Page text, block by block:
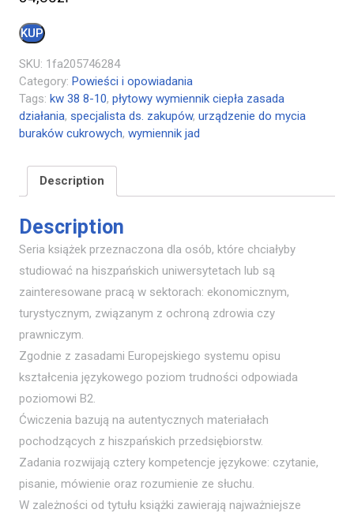
KUP
SKU: 1fa205746284
Category: Powieści i opowiadania
Tags: kw 38 8-10, płytowy wymiennik ciepła zasada
działania, specjalista ds. zakupów, urządzenie do mycia
buraków cukrowych, wymiennik jad
Description
Description
Seria książek przeznaczona dla osób, które chciałyby
studiować na hiszpańskich uniwersytetach lub są
zainteresowane pracą w sektorach: ekonomicznym,
turystycznym, związanym z ochroną zdrowia czy
prawniczym.
Zgodnie z zasadami Europejskiego systemu opisu
kształcenia językowego poziom trudności odpowiada
poziomowi B2.
Ćwiczenia bazują na autentycznych materiałach
pochodzących z hiszpańskich przedsiębiorstw.
Zadania rozwijają cztery kompetencje językowe: czytanie,
pisanie, mówienie oraz rozumienie ze słuchu.
W zależności od tytułu książki zawierają najważniejsze